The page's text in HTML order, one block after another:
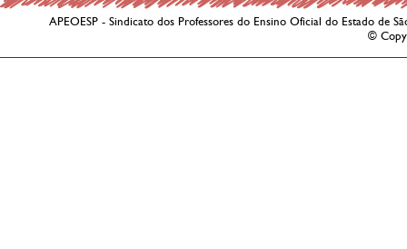
APEOESP - Sindicato dos Professores do Ensino Oficial do Estado de
©